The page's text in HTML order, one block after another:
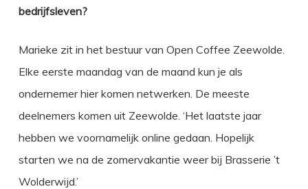
bedrijfsleven?
Marieke zit in het bestuur van Open Coffee Zeewolde.
Elke eerste maandag van de maand kun je als
ondernemer hier komen netwerken. De meeste
deelnemers komen uit Zeewolde. ‘Het laatste jaar
hebben we voornamelijk online gedaan. Hopelijk
starten we na de zomervakantie weer bij Brasserie ’t
Wolderwijd.’